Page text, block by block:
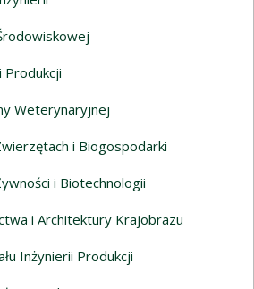
Produkcji
Weterynaryjnej
i Biogospodarki
i Biotechnologii
i Architektury Krajobrazu
Inżynierii Produkcji